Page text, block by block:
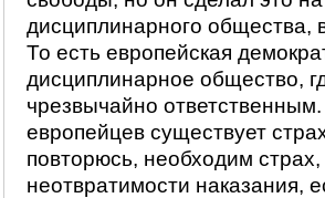
дисциплинарного
То есть европейская
дисциплинарное общество,
чрезвычайно
европейцев существует
повторюсь, необходим
неотвратимости наказания,